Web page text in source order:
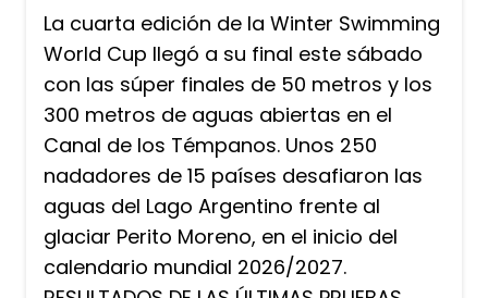
La cuarta edición de la Winter Swimming
World Cup llegó a su final este sábado
con las súper finales de 50 metros y los
300 metros de aguas abiertas en el
Canal de los Témpanos. Unos 250
nadadores de 15 países desafiaron las
aguas del Lago Argentino frente al
glaciar Perito Moreno, en el inicio del
calendario mundial 2026/2027.